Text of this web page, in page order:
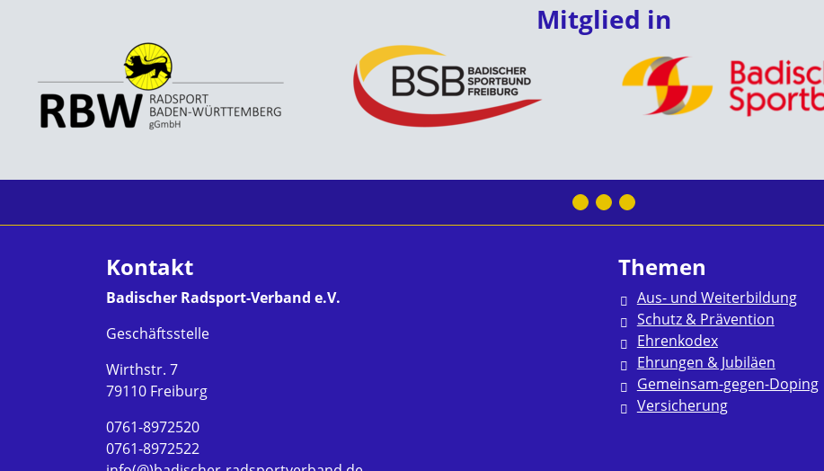
Mitglied in
Kontakt
Badischer Radsport-Verband e.V.
Geschäftsstelle
Wirthstr. 7
79110 Freiburg
0761-8972520
0761-8972522
Themen
Aus- und Weiterbildung
Schutz & Prävention
Ehrenkodex
Ehrungen & Jubiläen
Gemeinsam-gegen-Doping
Versicherung